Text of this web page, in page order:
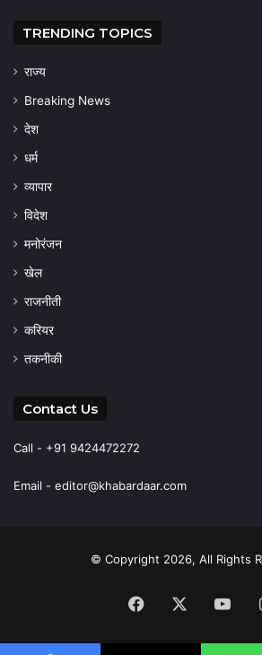
TRENDING TOPICS
राज्य
Breaking News
देश
धर्म
व्यापार
विदेश
मनोरंजन
खेल
राजनीती
करियर
तकनीकी
Contact Us
Call - +91 9424472272
Email - editor@khabardaar.com
© Copyright 2026, All Rights
Facebook